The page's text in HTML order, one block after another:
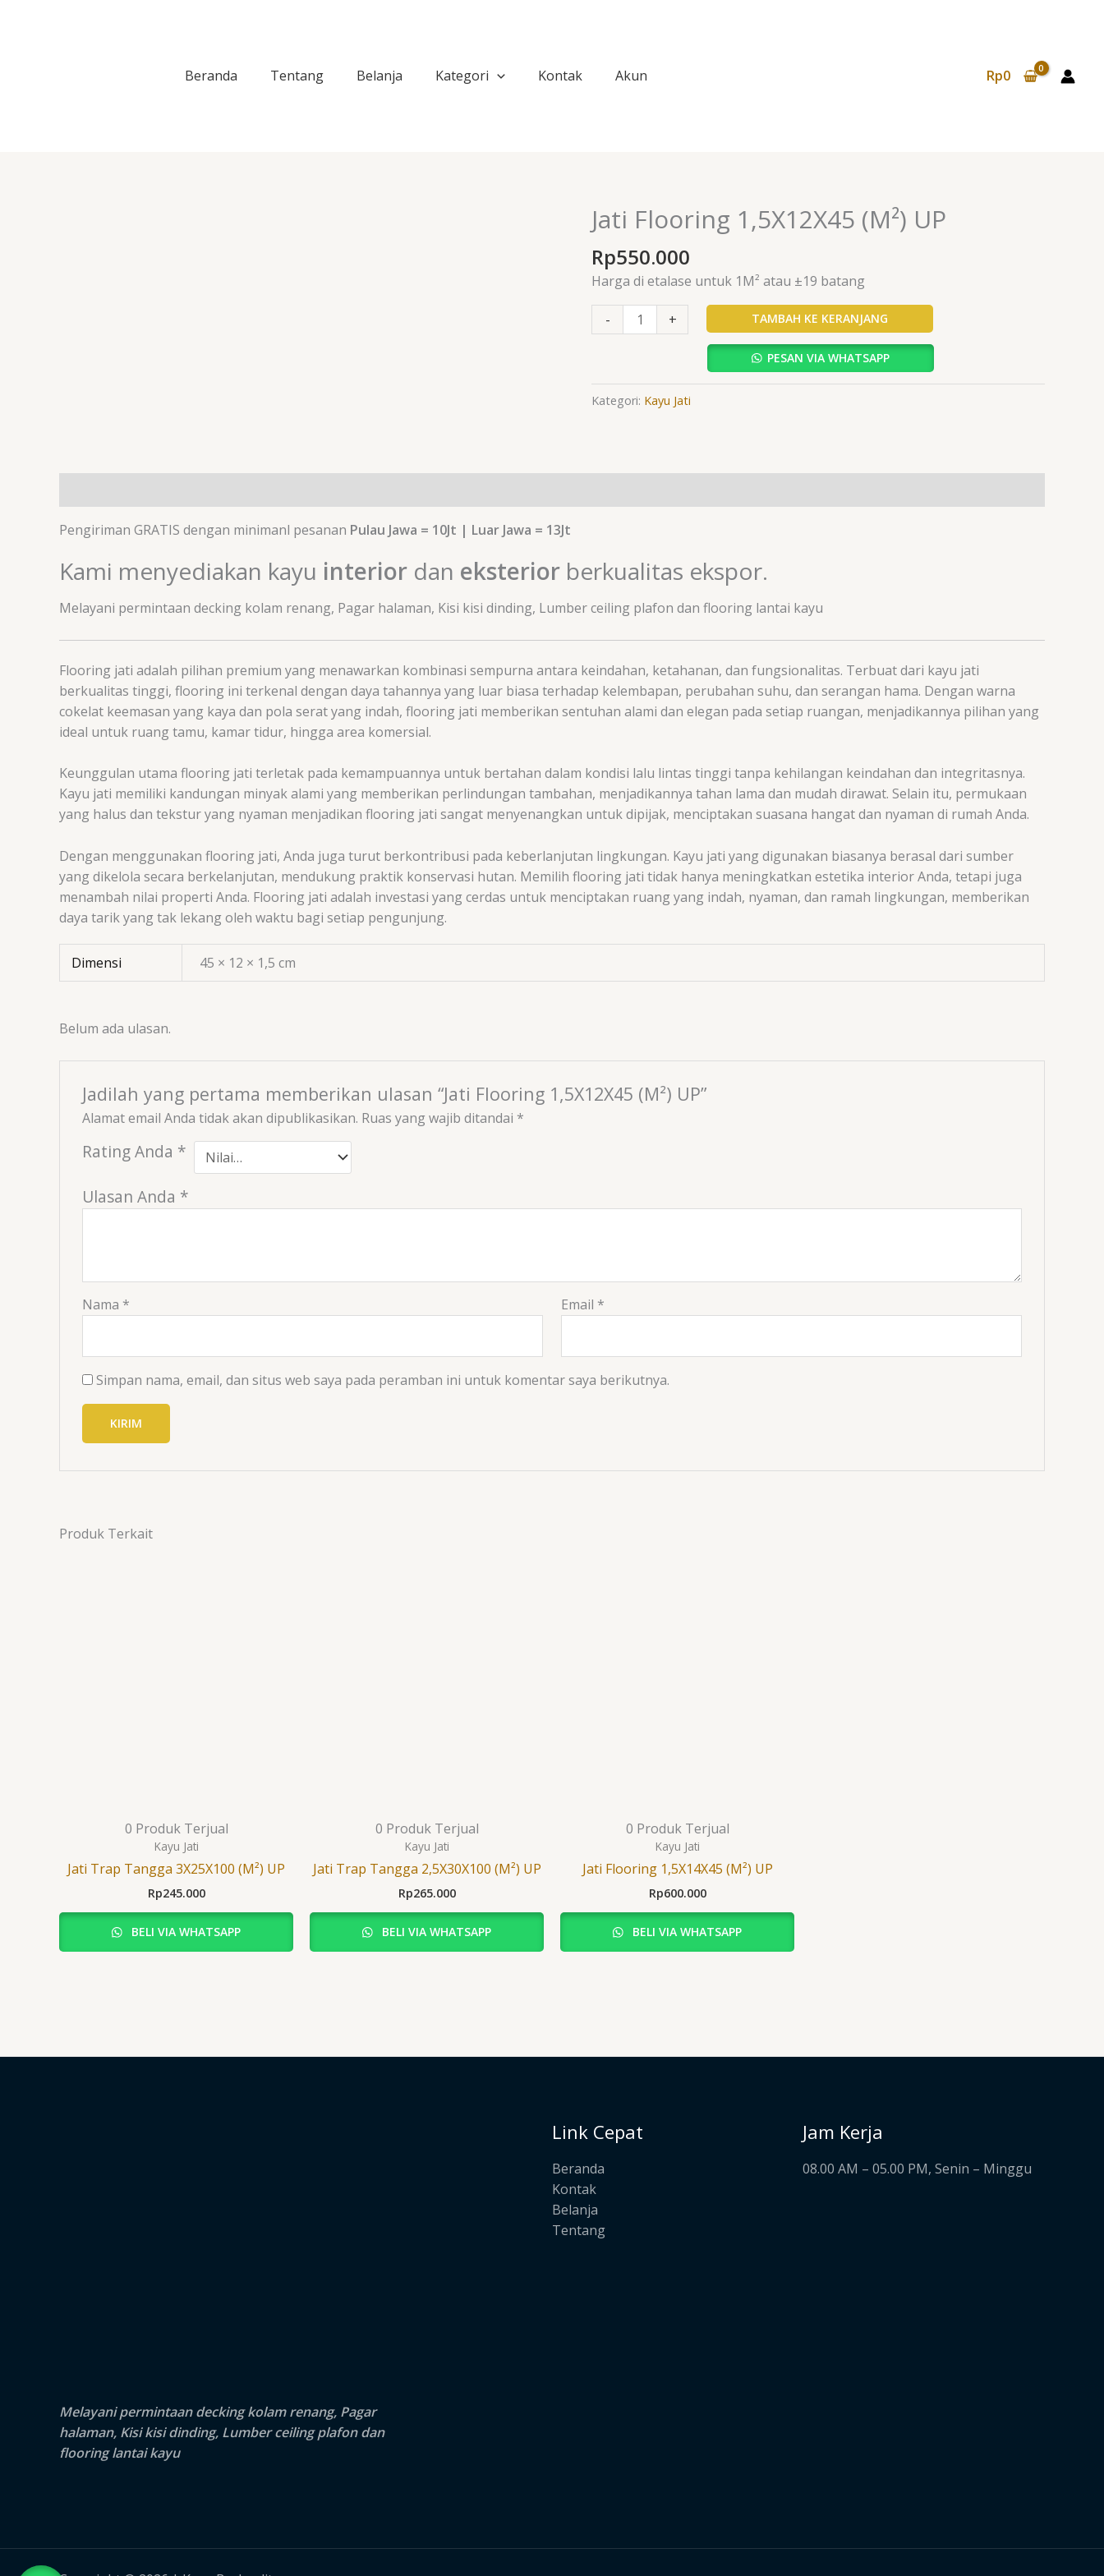
Beranda
Tentang Belanja Kategori Kontak Akun Rp0
Jati Flooring 1,5X12X45 (M²) UP
Rp550.000
Harga di etalase untuk 1M² atau ±19 batang
-
Kuantitas
Jati
Flooring
1,5X12X45
UP
+ TAMBAH KE KERANJANG
PESAN VIA WHATSAPP
Kategori: Kayu Jati
Pengiriman GRATIS dengan minimanl pesanan Pulau Jawa = 10Jt | Luar Jawa = 13Jt
Kami menyediakan kayu interior dan eksterior berkualitas ekspor.
Melayani permintaan decking kolam renang, Pagar halaman, Kisi kisi dinding, Lumber ceiling plafon dan flooring lantai kayu
Flooring jati adalah pilihan premium yang menawarkan kombinasi sempurna antara keindahan, ketahanan, dan fungsionalitas. Terbuat dari kayu jati
berkualitas tinggi, flooring ini terkenal dengan daya tahannya yang luar biasa terhadap kelembapan, perubahan suhu, dan serangan hama. Dengan warna
cokelat keemasan yang kaya dan pola serat yang indah, flooring jati memberikan sentuhan alami dan elegan pada setiap ruangan, menjadikannya pilihan yang
ideal untuk ruang tamu, kamar tidur, hingga area komersial.
Keunggulan utama flooring jati terletak pada kemampuannya untuk bertahan dalam kondisi lalu lintas tinggi tanpa kehilangan keindahan dan integritasnya.
Kayu jati memiliki kandungan minyak alami yang memberikan perlindungan tambahan, menjadikannya tahan lama dan mudah dirawat. Selain itu, permukaan
yang halus dan tekstur yang nyaman menjadikan flooring jati sangat menyenangkan untuk dipijak, menciptakan suasana hangat dan nyaman di rumah Anda.
Dengan menggunakan flooring jati, Anda juga turut berkontribusi pada keberlanjutan lingkungan. Kayu jati yang digunakan biasanya berasal dari sumber
yang dikelola secara berkelanjutan, mendukung praktik konservasi hutan. Memilih flooring jati tidak hanya meningkatkan estetika interior Anda, tetapi juga
menambah nilai properti Anda. Flooring jati adalah investasi yang cerdas untuk menciptakan ruang yang indah, nyaman, dan ramah lingkungan, memberikan
daya tarik yang tak lekang oleh waktu bagi setiap pengunjung.
Dimensi 45 × 12 × 1,5 cm
Belum ada ulasan.
Jadilah yang pertama memberikan ulasan “Jati Flooring 1,5X12X45 (M²) UP”
Alamat email Anda tidak akan dipublikasikan. Ruas yang wajib ditandai *
Rating Anda *
Ulasan Anda *
Nama * Email *
Simpan nama, email, dan situs web saya pada peramban ini untuk komentar saya berikutnya.
Produk Terkait
0 Produk Terjual
Kayu Jati
Jati Trap Tangga 3X25X100 (M²) UP
Rp245.000
BELI VIA WHATSAPP
0 Produk Terjual
Kayu Jati
Jati Trap Tangga 2,5X30X100 (M²) UP
Rp265.000
BELI VIA WHATSAPP
0 Produk Terjual
Kayu Jati
Jati Flooring 1,5X14X45 (M²) UP
Rp600.000
BELI VIA WHATSAPP
Melayani permintaan decking kolam renang, Pagar
halaman, Kisi kisi dinding, Lumber ceiling plafon dan
flooring lantai kayu
Link Cepat
Beranda
Kontak
Belanja
Tentang
Jam Kerja
08.00 AM – 05.00 PM, Senin – Minggu